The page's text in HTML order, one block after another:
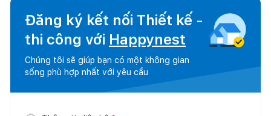
Đăng ký kết nối Thiết kế -
thi công với Happynest
Chúng tôi sẽ giúp bạn có một không gian
sống phù hợp nhất với yêu cầu